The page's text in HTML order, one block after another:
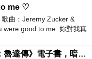
me ♡
歌曲：Jeremy Zucker &
were good to me 妳對我真
沈默《超能水滸：魯達傳》電子書，暗黑宇宙新章，一一五年八月璀璨上架！